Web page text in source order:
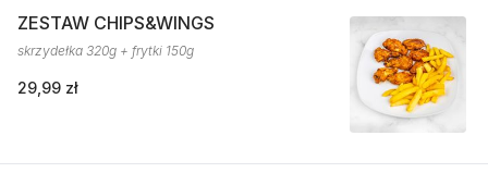
ZESTAW CHIPS&WINGS
skrzydełka 320g + frytki 150g
29,99 zł